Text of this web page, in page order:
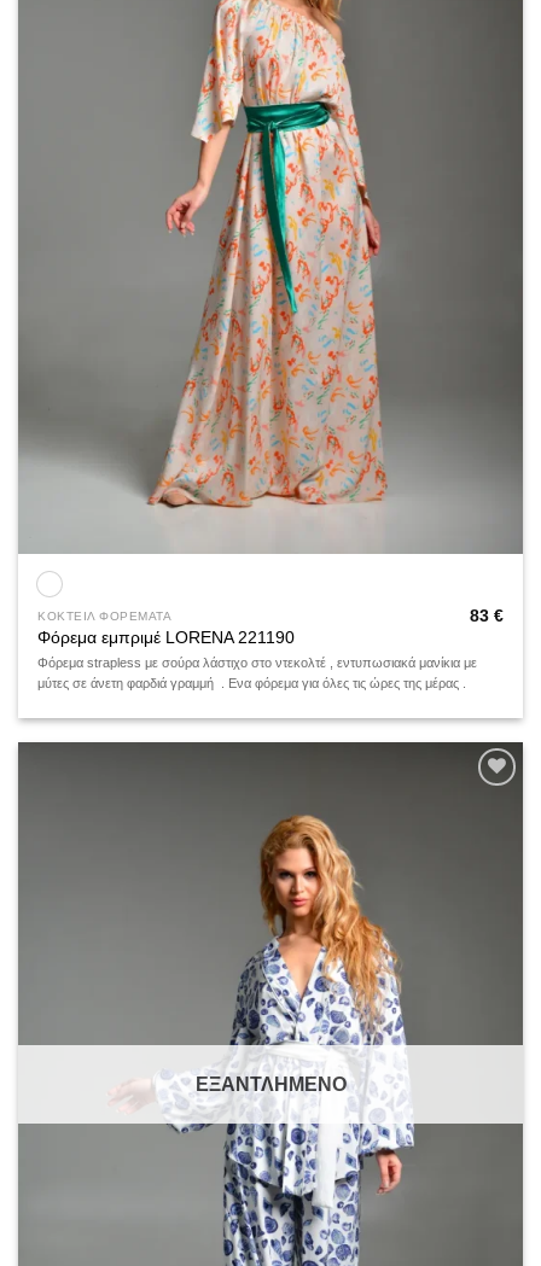
ΚΟΚΤΕΙΛ ΦΟΡΕΜΑΤΑ
Φόρεμα εμπριμέ LORENA 221190
83 €
Φόρεμα strapless με σούρα λάστιχο στο ντεκολτέ , εντυπωσιακά μανίκια με
μύτες σε άνετη φαρδιά γραμμή . Ενα φόρεμα για όλες τις ώρες της μέρας .
ΕΞΑΝΤΛΗΜΈΝΟ